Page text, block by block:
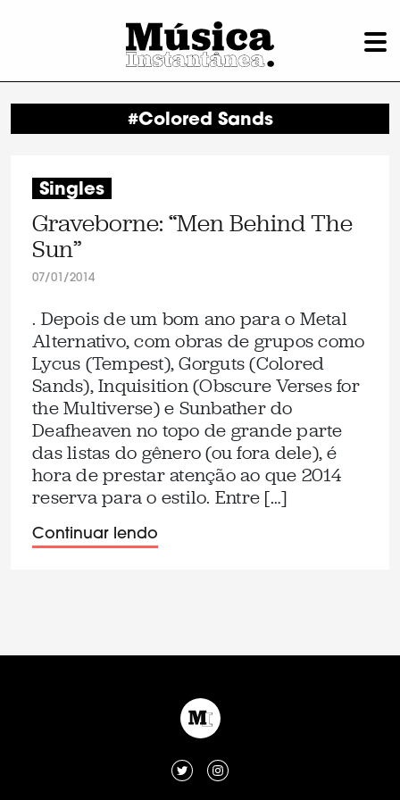
#Colored Sands
Singles
Graveborne: “Men Behind The
Sun”
07/01/2014
. Depois de um bom ano para o Metal
Alternativo, com obras de grupos como
Lycus (Tempest), Gorguts (Colored
Sands), Inquisition (Obscure Verses for
the Multiverse) e Sunbather do
Deafheaven no topo de grande parte
das listas do gênero (ou fora dele), é
hora de prestar atenção ao que 2014
reserva para o estilo. Entre […]
Continuar lendo